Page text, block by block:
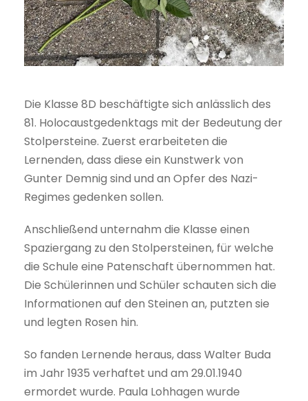
Die Klasse 8D beschäftigte sich anlässlich des
81. Holocaustgedenktags mit der Bedeutung der
Stolpersteine. Zuerst erarbeiteten die
Lernenden, dass diese ein Kunstwerk von
Gunter Demnig sind und an Opfer des Nazi-
Regimes gedenken sollen.
Anschließend unternahm die Klasse einen
Spaziergang zu den Stolpersteinen, für welche
die Schule eine Patenschaft übernommen hat.
Die Schülerinnen und Schüler schauten sich die
Informationen auf den Steinen an, putzten sie
und legten Rosen hin.
So fanden Lernende heraus, dass Walter Buda
im Jahr 1935 verhaftet und am 29.01.1940
ermordet wurde. Paula Lohhagen wurde